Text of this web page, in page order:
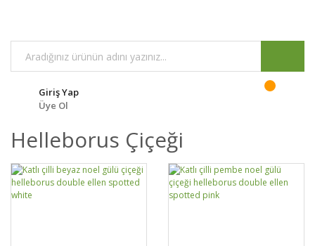
Giriş Yap
Üye Ol
Helleborus Çiçeği